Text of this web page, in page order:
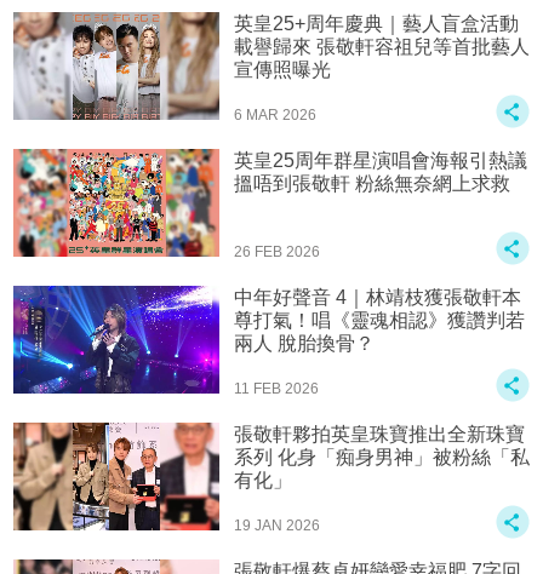
英皇25+周年慶典｜藝人盲盒活動
載譽歸來 張敬軒容祖兒等首批藝人
宣傳照曝光
6 MAR 2026
英皇25周年群星演唱會海報引熱議
搵唔到張敬軒 粉絲無奈網上求救
26 FEB 2026
中年好聲音 4｜林靖枝獲張敬軒本
尊打氣！唱《靈魂相認》獲讚判若
兩人 脫胎換骨？
11 FEB 2026
張敬軒夥拍英皇珠寶推出全新珠寶
系列 化身「痴身男神」被粉絲「私
有化」
19 JAN 2026